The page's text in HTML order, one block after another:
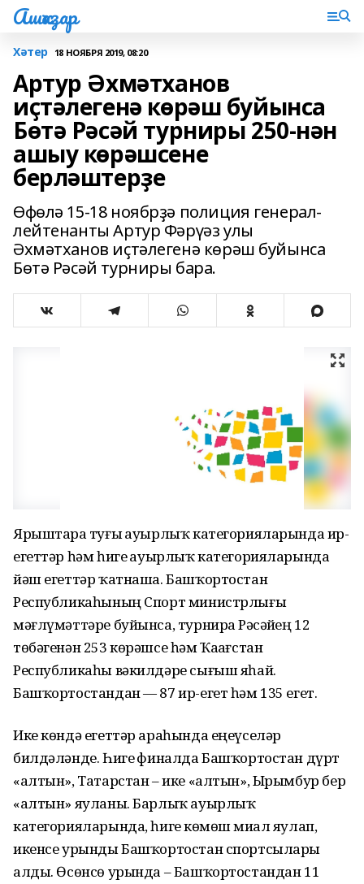
Ашҡаҙар
Хәтер 18 НОЯБРЯ 2019, 08:20
Артур Әхмәтханов
иҫтәлегенә көрәш буйынса
Бөтә Рәсәй турниры 250-нән
ашыу көрәшсене
берләштерҙе
Өфөлә 15-18 ноябрҙә полиция генерал-
лейтенанты Артур Фәрүәз улы
Әхмәтханов иҫтәлегенә көрәш буйынса
Бөтә Рәсәй турниры бара.
Ярыштарҙа туғыҙ ауырлыҡ категорияларында ир-
егеттәр һәм һигеҙ ауырлыҡ категорияларында
йәш егеттәр ҡатнаша. Башҡортостан
Республикаһының Спорт министрлығы
мәғлүмәттәре буйынса, турнирҙа Рәсәйҙең 12
төбәгенән 253 көрәшсе һәм Ҡаҙағстан
Республикаһы вәкилдәре сығыш яһай.
Башҡортостандан — 87 ир-егет һәм 135 егет.
Ике көндә егеттәр араһында еңеүселәр
билдәләнде. Һигеҙ финалда Башҡортостан дүрт
«алтын», Татарстан – ике «алтын», Ырымбур бер
«алтын» яуланы. Барлыҡ ауырлыҡ
категорияларында, һигеҙ көмөш миҙал яулап,
икенсе урынды Башҡортостан спортсылары
алды. Өсөнсө урында – Башҡортостандан 11